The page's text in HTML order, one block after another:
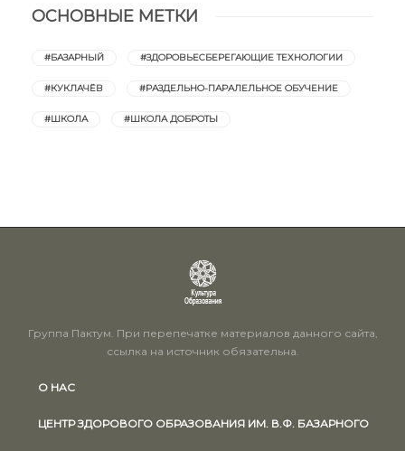
ОСНОВНЫЕ МЕТКИ
#БАЗАРНЫЙ #ЗДОРОВЬЕСБЕРЕГАЮЩИЕ ТЕХНОЛОГИИ
#КУКЛАЧЁВ #РАЗДЕЛЬНО-ПАРАЛЕЛЬНОЕ ОБУЧЕНИЕ
#ШКОЛА #ШКОЛА ДОБРОТЫ
Группа Пактум. При перепечатке материалов данного сайта,
ссылка на источник обязательна.
О НАС
ЦЕНТР ЗДОРОВОГО ОБРАЗОВАНИЯ ИМ. В.Ф. БАЗАРНОГО